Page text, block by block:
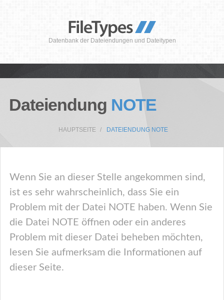
Datenbank der Dateiendungen und Dateitypen
Dateiendung NOTE
HAUPTSEITE DATEIENDUNG NOTE
Wenn Sie an dieser Stelle angekommen sind,
ist es sehr wahrscheinlich, dass Sie ein
Problem mit der Datei NOTE haben. Wenn Sie
die Datei NOTE öffnen oder ein anderes
Problem mit dieser Datei beheben möchten,
lesen Sie aufmerksam die Informationen auf
dieser Seite.